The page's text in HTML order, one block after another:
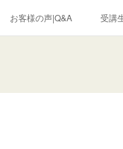
お客様の声|Q&A 受講